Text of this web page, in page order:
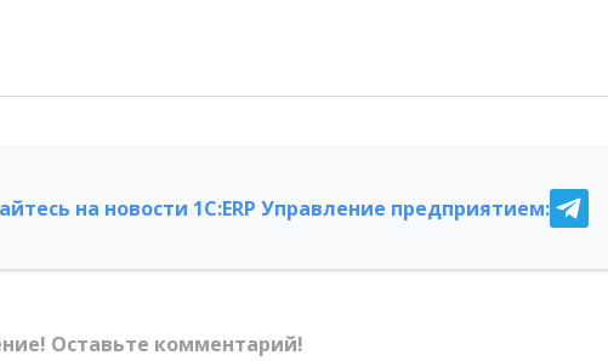
на новости 1С:ERP Управление предприятием:
Оставьте комментарий!